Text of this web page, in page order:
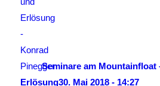
Seminare am Mountainfloat
Erlösung30. Mai 2018 - 14:27